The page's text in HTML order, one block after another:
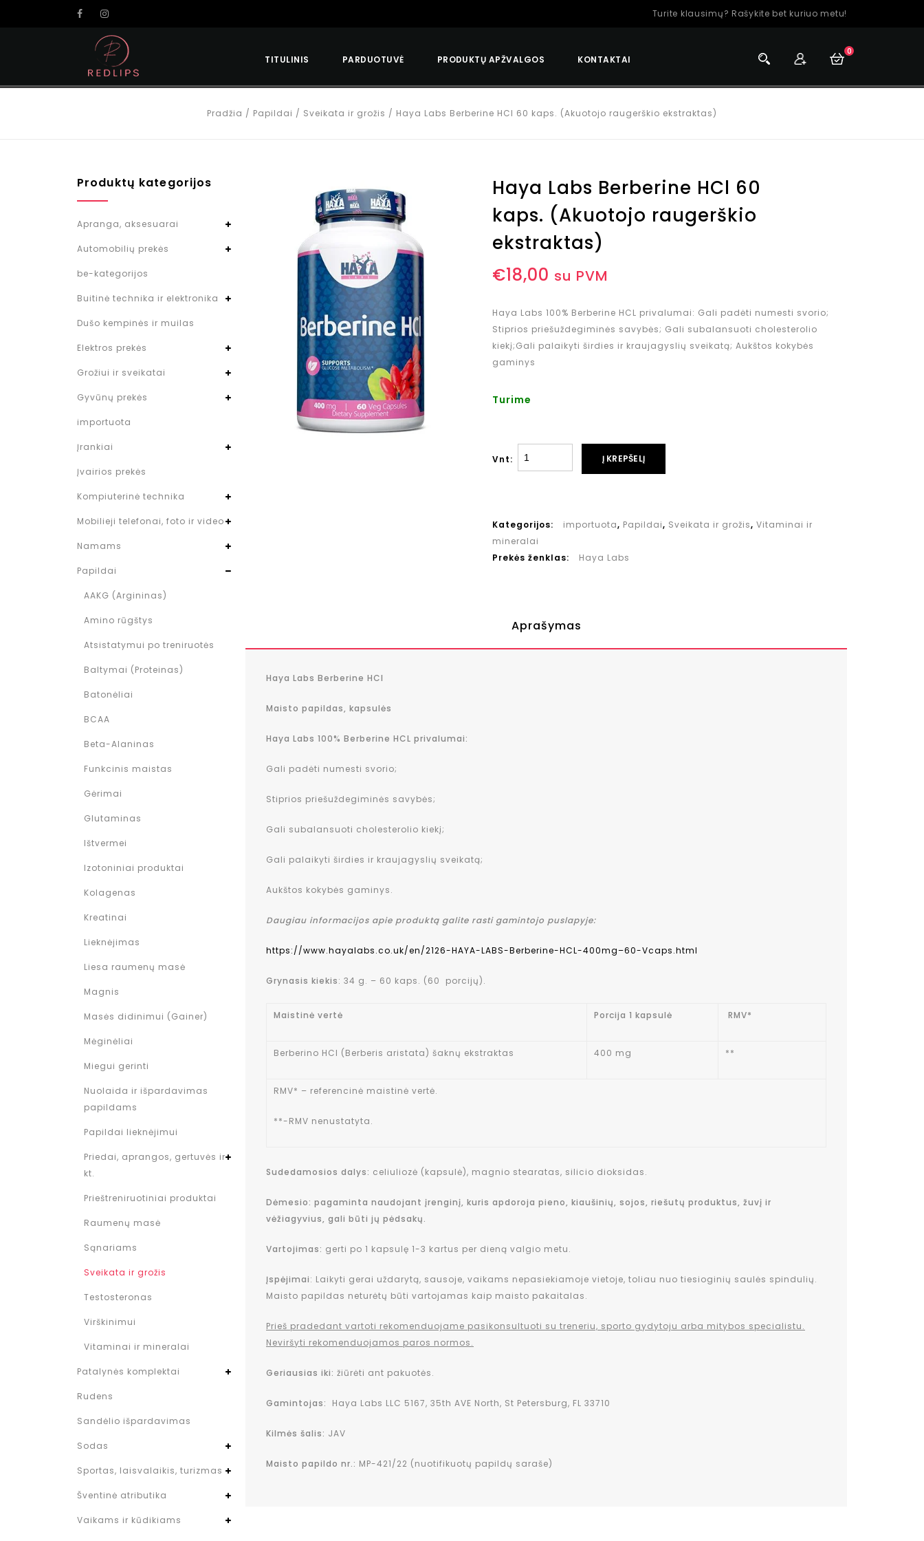
Turite klausimų? Rašykite bet kuriuo metu!
TITULINIS PARDUOTUVĖ PRODUKTŲ APŽVALGOS KONTAKTAI
0
Pradžia / Papildai / Sveikata ir grožis / Haya Labs Berberine HCl 60 kaps. (Akuotojo raugerškio ekstraktas)
Haya Labs Berberine HCl 60
kaps. (Akuotojo raugerškio
ekstraktas)
€18,00 su PVM
Haya Labs 100% Berberine HCL privalumai: Gali padėti numesti svorio;
Stiprios priešuždegiminės savybės; Gali subalansuoti cholesterolio
kiekį;Gali palaikyti širdies ir kraujagyslių sveikatą; Aukštos kokybės
gaminys
Turime
Vnt: Į KREPŠELĮ
Kategorijos: importuota, Papildai, Sveikata ir grožis, Vitaminai ir
mineralai
Prekės ženklas:
Haya Labs
Aprašymas
Haya Labs Berberine HCl
Maisto papildas, kapsulės
Haya Labs 100% Berberine HCL privalumai:
Gali padėti numesti svorio;
Stiprios priešuždegiminės savybės;
Gali subalansuoti cholesterolio kiekį;
Gali palaikyti širdies ir kraujagyslių sveikatą;
Aukštos kokybės gaminys.
Daugiau informacijos apie produktą galite rasti gamintojo puslapyje:
https://www.hayalabs.co.uk/en/2126-HAYA-LABS-Berberine-HCL-400mg–60-Vcaps.html
Grynasis kiekis: 34 g. – 60 kaps. (60 porcijų).
Maistinė vertė Porcija 1 kapsulė RMV*
Berberino HCl (Berberis aristata) šaknų ekstraktas 400 mg **
RMV* – referencinė maistinė vertė.
**-RMV nenustatyta.
Sudedamosios dalys: celiuliozė (kapsulė), magnio stearatas, silicio dioksidas.
Dėmesio: pagaminta naudojant įrenginį, kuris apdoroja pieno, kiaušinių, sojos, riešutų produktus, žuvį ir
vėžiagyvius, gali būti jų pėdsakų.
Vartojimas: gerti po 1 kapsulę 1-3 kartus per dieną valgio metu.
Įspėjimai: Laikyti gerai uždarytą, sausoje, vaikams nepasiekiamoje vietoje, toliau nuo tiesioginių saulės spindulių.
Maisto papildas neturėtų būti vartojamas kaip maisto pakaitalas.
Prieš pradedant vartoti rekomenduojame pasikonsultuoti su treneriu, sporto gydytoju arba mitybos specialistu.
Neviršyti rekomenduojamos paros normos.
Geriausias iki: žiūrėti ant pakuotės.
Gamintojas: Haya Labs LLC 5167, 35th AVE North, St Petersburg, FL 33710
Kilmės šalis: JAV
Maisto papildo nr.: MP-421/22 (nuotifikuotų papildų saraše)
Produktų kategorijos
Apranga, aksesuarai
Automobilių prekės
be-kategorijos
Buitinė technika ir elektronika
Dušo kempinės ir muilas
Elektros prekės
Grožiui ir sveikatai
Gyvūnų prekės
importuota
Įrankiai
Įvairios prekės
Kompiuterinė technika
Mobilieji telefonai, foto ir video
Namams
Papildai
AAKG (Argininas)
Amino rūgštys
Atsistatymui po treniruotės
Baltymai (Proteinas)
Batonėliai
BCAA
Beta-Alaninas
Funkcinis maistas
Gėrimai
Glutaminas
Ištvermei
Izotoniniai produktai
Kolagenas
Kreatinai
Lieknėjimas
Liesa raumenų masė
Magnis
Masės didinimui (Gainer)
Mėginėliai
Miegui gerinti
Nuolaida ir išpardavimas
papildams
Papildai lieknėjimui
Priedai, aprangos, gertuvės ir
kt.
Prieštreniruotiniai produktai
Raumenų masė
Sąnariams
Sveikata ir grožis
Testosteronas
Virškinimui
Vitaminai ir mineralai
Patalynės komplektai
Rudens
Sandėlio išpardavimas
Sodas
Sportas, laisvalaikis, turizmas
Šventinė atributika
Vaikams ir kūdikiams